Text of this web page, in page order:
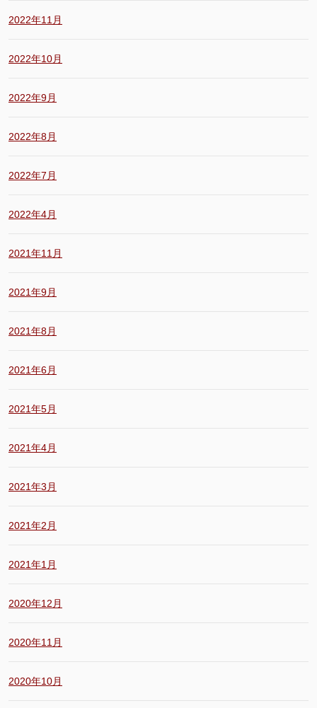
2022年11月
2022年10月
2022年9月
2022年8月
2022年7月
2022年4月
2021年11月
2021年9月
2021年8月
2021年6月
2021年5月
2021年4月
2021年3月
2021年2月
2021年1月
2020年12月
2020年11月
2020年10月